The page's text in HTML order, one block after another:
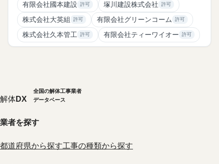
有限会社國本建設 許可 塚川建設株式会社 許可
株式会社大英組 許可 有限会社グリーンコーム 許可
株式会社久本管工 許可 有限会社ティーワイオー 許可
解体DX
全国の解体工事業者
データベース
業者を探す
都道府県から探す工事の種類から探す